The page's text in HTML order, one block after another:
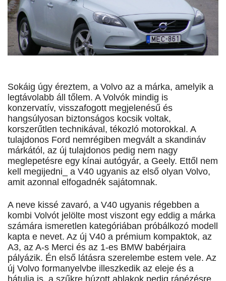
Sokáig úgy éreztem, a Volvo az a márka, amelyik a
legtávolabb áll tőlem. A Volvók mindig is
konzervatív, visszafogott megjelenésű és
hangsúlyosan biztonságos kocsik voltak,
korszerűtlen technikával, tékozló motorokkal. A
tulajdonos Ford nemrégiben megvált a skandináv
márkától, az új tulajdonos pedig nem nagy
meglepetésre egy kínai autógyár, a Geely. Ettől nem
kell megijedni_ a V40 ugyanis az első olyan Volvo,
amit azonnal elfogadnék sajátomnak.
A neve kissé zavaró, a V40 ugyanis régebben a
kombi Volvót jelölte most viszont egy eddig a márka
számára ismeretlen kategóriában próbálkozó modell
kapta e nevet. Az új V40 a prémium kompaktok, az
A3, az A-s Merci és az 1-es BMW babérjaira
pályázik. Én első látásra szerelembe estem vele. Az
új Volvo formanyelvbe illeszkedik az eleje és a